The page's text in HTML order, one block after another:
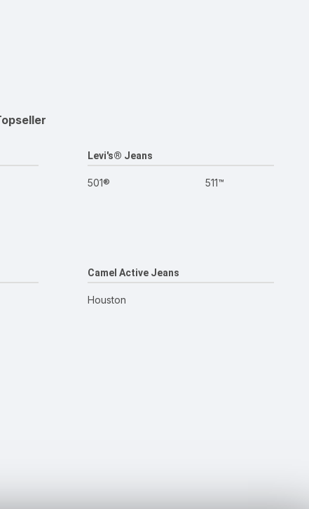
Levi's® Jeans
501® 511™
Camel Active Jeans
Houston